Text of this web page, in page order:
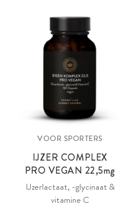
VOOR SPORTERS
IJZER COMPLEX
PRO VEGAN 22,5mg
IJzerlactaat, -glycinaat &
vitamine C